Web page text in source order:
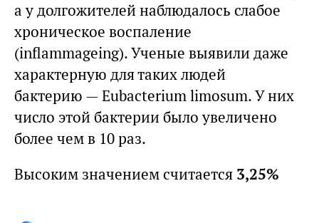
а у долгожителей наблюдалось слабое
хроническое воспаление
(inflammageing). Ученые выявили даже
характерную для таких людей
бактерию — Eubacterium limosum. У них
число этой бактерии было увеличено
более чем в 10 раз.
Высоким значением считается 3,25%